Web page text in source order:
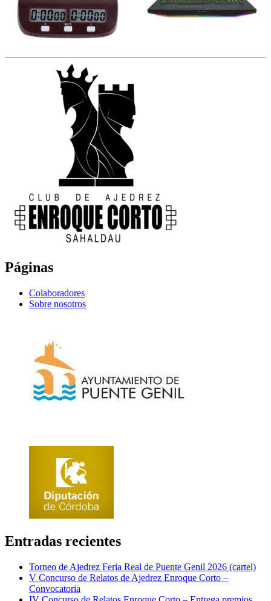
Páginas
Colaboradores
Sobre nosotros
Entradas recientes
Torneo de Ajedrez Feria Real de Puente Genil 2026 (cartel)
V Concurso de Relatos de Ajedrez Enroque Corto –
Convocatoria